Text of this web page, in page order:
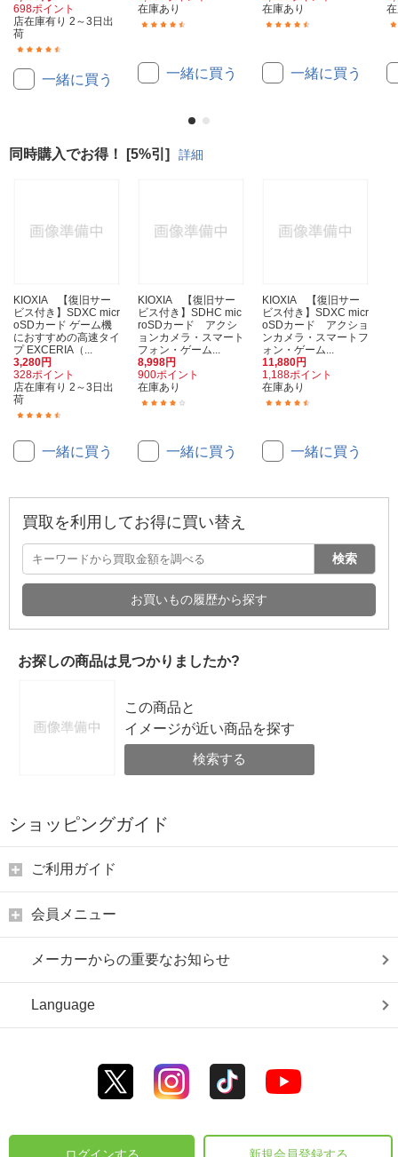
698ポイント
店在庫有り 2～3日出
荷
一緒に買う
在庫あり
一緒に買う
在庫あり
一緒に買う
同時購入でお得！ [5%引] 詳細
KIOXIA 【復旧サー
ビス付き】SDXC micr
oSDカード ゲーム機
におすすめの高速タイ
プ EXCERIA（...
3,280円
328ポイント
店在庫有り 2～3日出
荷
一緒に買う
KIOXIA 【復旧サー
ビス付き】SDHC mic
roSDカード アクシ
ョンカメラ・スマート
フォン・ゲーム...
8,998円
900ポイント
在庫あり
一緒に買う
KIOXIA 【復旧サー
ビス付き】SDXC micr
oSDカード アクショ
ンカメラ・スマートフ
ォン・ゲーム...
11,880円
1,188ポイント
在庫あり
一緒に買う
買取を利用してお得に買い替え
検索
お買いもの履歴から探す
お探しの商品は見つかりましたか?
この商品と
イメージが近い商品を探す
検索する
ショッピングガイド
ご利用ガイド
会員メニュー
メーカーからの重要なお知らせ
Language
ログインする 新規会員登録する